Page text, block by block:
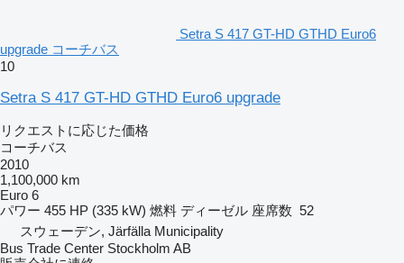
Setra S 417 GT-HD GTHD Euro6
upgrade コーチバス
10
Setra S 417 GT-HD GTHD Euro6 upgrade
リクエストに応じた価格
コーチバス
2010
1,100,000 km
Euro 6
パワー 455 HP (335 kW) 燃料 ディーゼル 座席数 52
スウェーデン, Järfälla Municipality
Bus Trade Center Stockholm AB